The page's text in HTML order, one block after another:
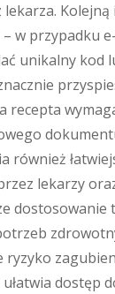
w przypadku
unikalny kod
recepta
również
lekarzy
dostosowanie
ryzyko
dostęp